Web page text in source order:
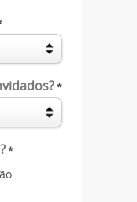
*
*